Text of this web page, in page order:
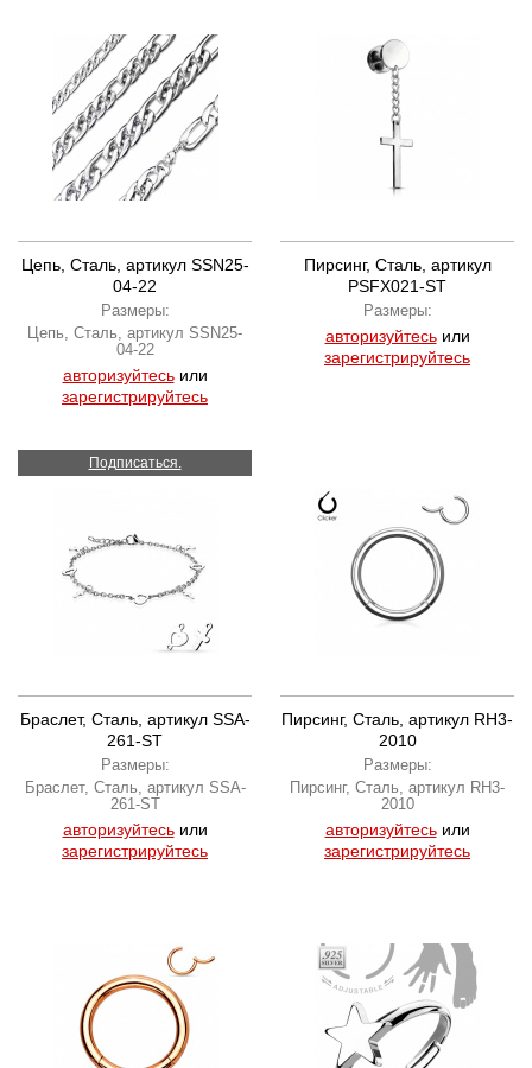
Цепь, Сталь, артикул SSN25-
04-22
Размеры:
Цепь, Сталь, артикул SSN25-
04-22
авторизуйтесьили
зарегистрируйтесь
Пирсинг, Сталь, артикул
PSFX021-ST
Размеры:
авторизуйтесьили
зарегистрируйтесь
Подписаться.
Браслет, Сталь, артикул SSA-
261-ST
Размеры:
Браслет, Сталь, артикул SSA-
261-ST
авторизуйтесьили
зарегистрируйтесь
Пирсинг, Сталь, артикул RH3-
2010
Размеры:
Пирсинг, Сталь, артикул RH3-
2010
авторизуйтесьили
зарегистрируйтесь